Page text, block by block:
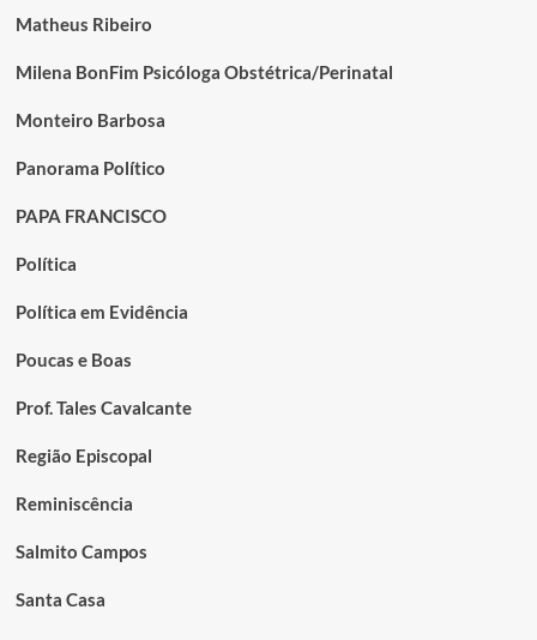
Matheus Ribeiro
Milena BonFim Psicóloga Obstétrica/Perinatal
Monteiro Barbosa
Panorama Político
PAPA FRANCISCO
Política
Política em Evidência
Poucas e Boas
Prof. Tales Cavalcante
Região Episcopal
Reminiscência
Salmito Campos
Santa Casa